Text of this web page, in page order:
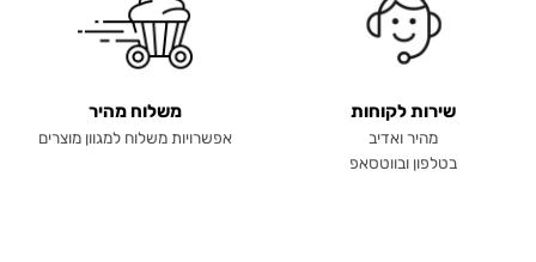
שירות לקוחות
מהיר ואדיב
בטלפון ובווטסאפ
משלוח מהיר
אפשרויות משלוח למגוון מוצרים